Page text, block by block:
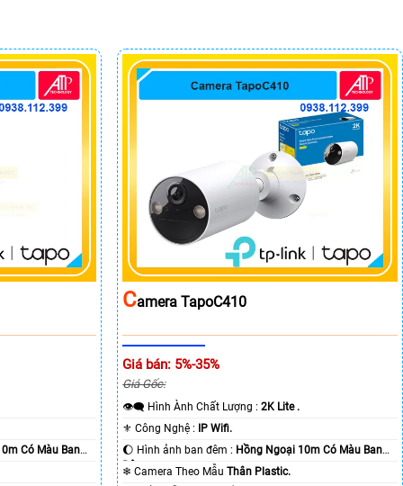
Có Màu Ban
CAmera TapoC410
Giá bán: 5%-35%
Giá Gốc:
👁️‍🗨 Hình Ành Chất Lượng :2K Lite .
⚜️ Công Nghệ :
IP Wifi.
🌔 Hình ảnh ban đêm : Hồng Ngoại 10m Có Màu Ban
Ðêm.❄ Camera Theo MẫuThân Plastic.